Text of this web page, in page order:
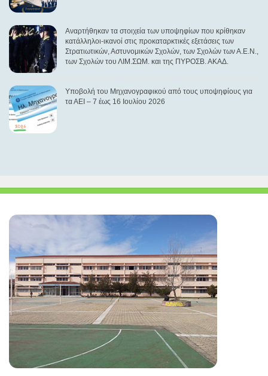
Αναρτήθηκαν τα στοιχεία των υποψηφίων που κρίθηκαν
κατάλληλοι-ικανοί στις προκαταρκτικές εξετάσεις των
Στρατιωτικών, Αστυνομικών Σχολών, των Σχολών των Α.E.N.,
των Σχολών του ΛΙΜ.ΣΩΜ. και της ΠΥΡΟΣΒ. ΑΚΑΔ.
Υποβολή του Μηχανογραφικού από τους υποψηφίους για
τα ΑΕΙ – 7 έως 16 Ιουλίου 2026